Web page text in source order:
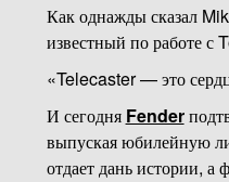
Как однажды сказал
известный по работе с
«Telecaster — это
И сегодня Fender
выпуская юбилейную
отдает дань истории, а